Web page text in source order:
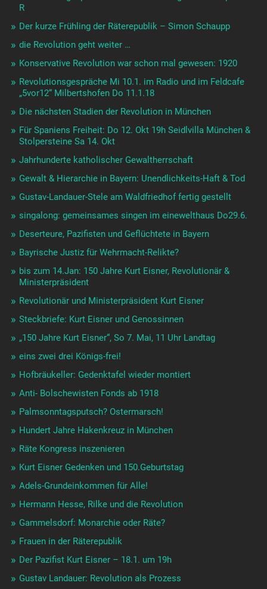
R
Der kurze Frühling der Räterepublik – Simon Schaupp
die Revolution geht weiter …
Konservative Revolution war schon mal gewesen: 1920
Revolutionsgespräche Mi 10.1. im Radio und im Feldcafe
„5vor12“ Milbertshofen Do 11.1.18
Die nächsten Stadien der Revolution in München
Für Spaniens Freiheit: Do 12. Okt 19h Seidlvilla München &
Stolpersteine Sa 14. Okt
Jahrhunderte katholischer Gewaltherrschaft
Gewalt & Hierarchie in Bayern: Unendlichkeits-Haft & Tod
Gustav-Landauer-Stele am Waldfriedhof fertig gestellt
singalong: gemeinsames singen im einewelthaus Do29.6.
Deserteure, Pazifisten und Geflüchtete in Bayern
Bayrische Justiz für Wehrmacht-Relikte?
bis zum 14.Jan: 150 Jahre Kurt Eisner, Revolutionär &
Ministerpräsident
Revolutionär und Ministerpräsident Kurt Eisner
Steckbriefe: Kurt Eisner und Genossinnen
„150 Jahre Kurt Eisner“, So 7. Mai, 11 Uhr Landtag
eins zwei drei Königs-frei!
Hofbräukeller: Gedenktafel wieder montiert
Anti- Bolschewisten Fonds ab 1918
Palmsonntagsputsch? Ostermarsch!
Hundert Jahre Hakenkreuz in München
Räte Kongress inszenieren
Kurt Eisner Gedenken und 150.Geburtstag
Adels-Grundeinkommen für Alle!
Hermann Hesse, Rilke und die Revolution
Gammelsdorf: Monarchie oder Räte?
Frauen in der Räterepublik
Der Pazifist Kurt Eisner – 18.1. um 19h
Gustav Landauer: Revolution als Prozess